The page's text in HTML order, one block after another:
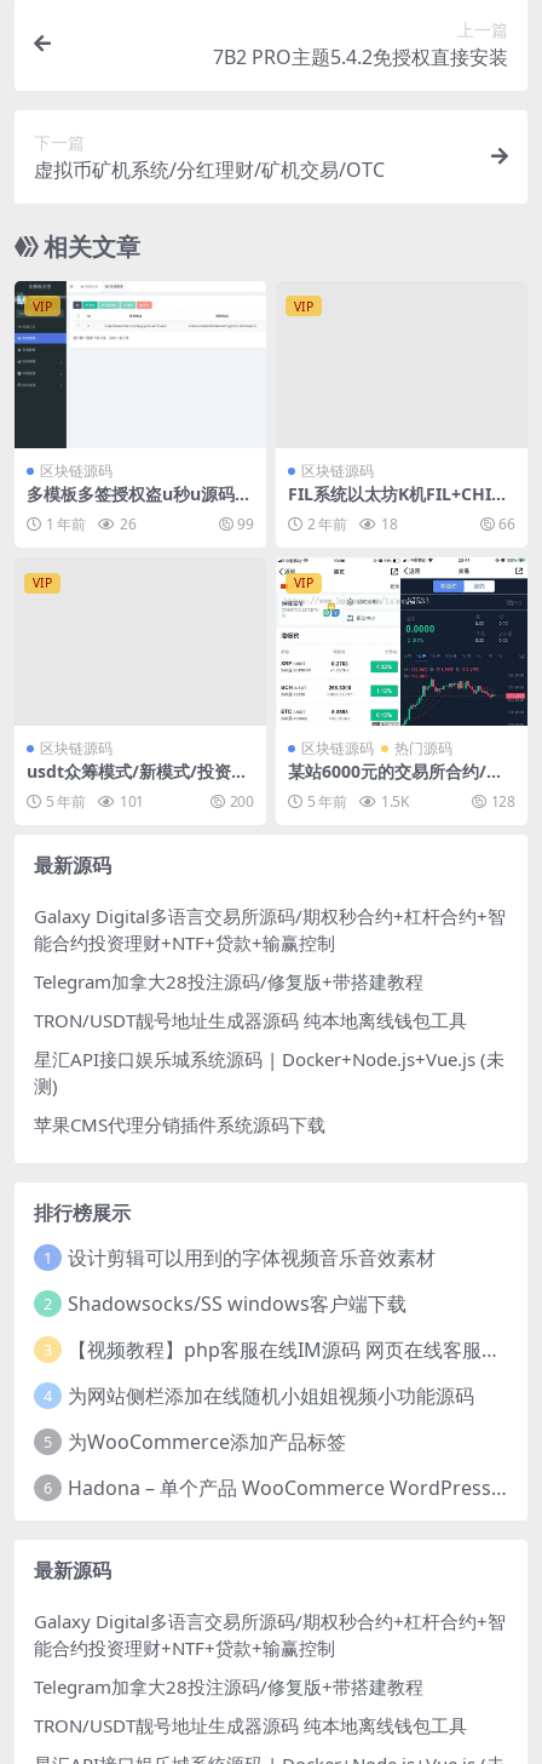
上一篇
7B2 PRO主题5.4.2免授权直接安装
下一篇
虚拟币矿机系统/分红理财/矿机交易/OTC
相关文章
VIP
区块链源码
多模板多签授权盗u秒u源码/
单控多控修改用户地址权限/T
G鱼苗通知/地址交易监听/发
卡商城+短信接码+扫码充值
+直播币充值+OTC场外交易
+质押挖矿+抖音色播
1 年前 26 99
VIP
区块链源码
FIL系统以太坊K机FIL+CHIA+
BZZUSDT链上充提
2 年前 18 66
VIP
区块链源码
usdt众筹模式/新模式/投资理
财/众筹系统源码
5 年前 101 200
VIP
区块链源码 热门源码
某站6000元的交易所合约/虚
拟币区块链 完整无缺整站打
包，行情正常
5 年前 1.5K 128
最新源码
Galaxy Digital多语言交易所源码/期权秒合约+杠杆合约+智
能合约投资理财+NTF+贷款+输赢控制
Telegram加拿大28投注源码/修复版+带搭建教程
TRON/USDT靓号地址生成器源码 纯本地离线钱包工具
星汇API接口娱乐城系统源码 | Docker+Node.js+Vue.js (未
测)
苹果CMS代理分销插件系统源码下载
排行榜展示
1 设计剪辑可以用到的字体视频音乐音效素材
2 Shadowsocks/SS windows客户端下载
3 【视频教程】php客服在线IM源码 网页在线客服软件代码
4 为网站侧栏添加在线随机小姐姐视频小功能源码
5 为WooCommerce添加产品标签
6 Hadona – 单个产品 WooCommerce WordPress 主题
最新源码
Galaxy Digital多语言交易所源码/期权秒合约+杠杆合约+智
能合约投资理财+NTF+贷款+输赢控制
Telegram加拿大28投注源码/修复版+带搭建教程
TRON/USDT靓号地址生成器源码 纯本地离线钱包工具